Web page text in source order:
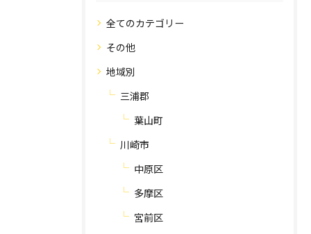
全てのカテゴリー
その他
地域別
三浦郡
葉山町
川崎市
中原区
多摩区
宮前区